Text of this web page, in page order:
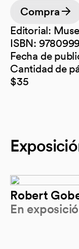
Compra
(opens in a
Editorial:
ISBN:
Fecha de
Cantidad de
$35
Robert
En